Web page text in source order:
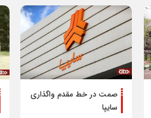
سایپا